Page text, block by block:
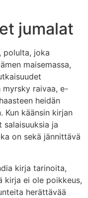
jumalat
polulta, joka
maisemassa,
myrsky raivaa, e-
heidän
Kun käänsin kirjan
salaisuuksia ja
on sekä jännittävä
kirja​ tarinoita,
kirja ei ole poikkeus,
herättävää